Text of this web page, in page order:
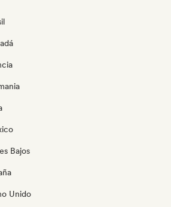
Bajos
Unido